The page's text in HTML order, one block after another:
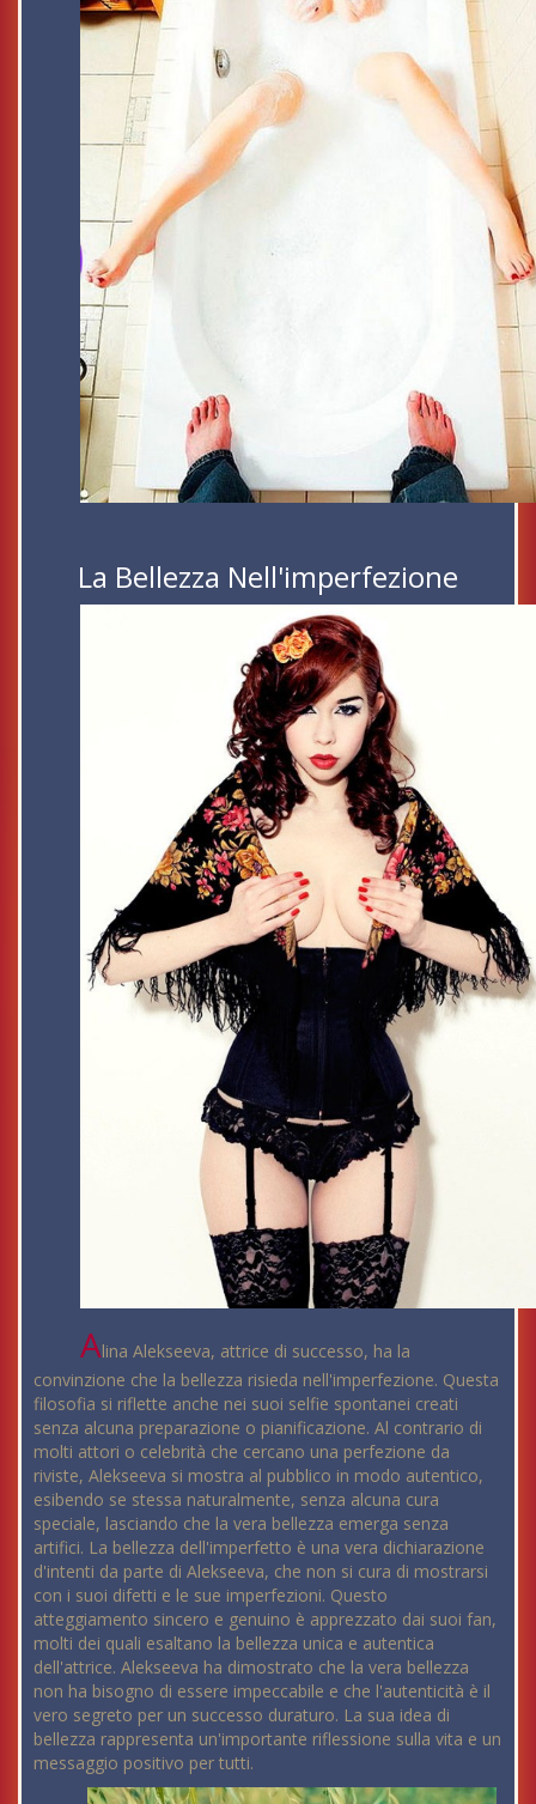
La Bellezza Nell'imperfezione
Alina Alekseeva, attrice di successo, ha la
convinzione che la bellezza risieda nell'imperfezione. Questa
filosofia si riflette anche nei suoi selfie spontanei creati
senza alcuna preparazione o pianificazione. Al contrario di
molti attori o celebrità che cercano una perfezione da
riviste, Alekseeva si mostra al pubblico in modo autentico,
esibendo se stessa naturalmente, senza alcuna cura
speciale, lasciando che la vera bellezza emerga senza
artifici. La bellezza dell'imperfetto è una vera dichiarazione
d'intenti da parte di Alekseeva, che non si cura di mostrarsi
con i suoi difetti e le sue imperfezioni. Questo
atteggiamento sincero e genuino è apprezzato dai suoi fan,
molti dei quali esaltano la bellezza unica e autentica
dell'attrice. Alekseeva ha dimostrato che la vera bellezza
non ha bisogno di essere impeccabile e che l'autenticità è il
vero segreto per un successo duraturo. La sua idea di
bellezza rappresenta un'importante riflessione sulla vita e un
messaggio positivo per tutti.